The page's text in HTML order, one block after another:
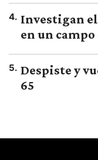
4. Investigan
en un
5. Despiste y
65